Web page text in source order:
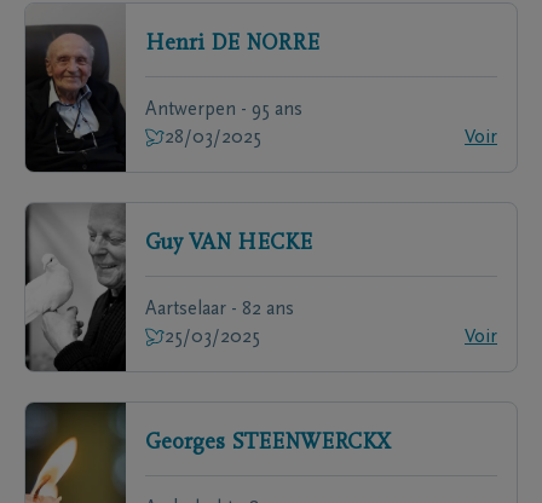
Henri DE NORRE
Antwerpen - 95 ans
28/03/2025
Voir
Guy VAN HECKE
Aartselaar - 82 ans
25/03/2025
Voir
Georges STEENWERCKX